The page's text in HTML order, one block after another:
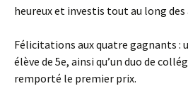
heureux et investis tout au long
Félicitations aux quatre gagnants :
élève de 5e, ainsi qu’un duo de
remporté le premier prix.